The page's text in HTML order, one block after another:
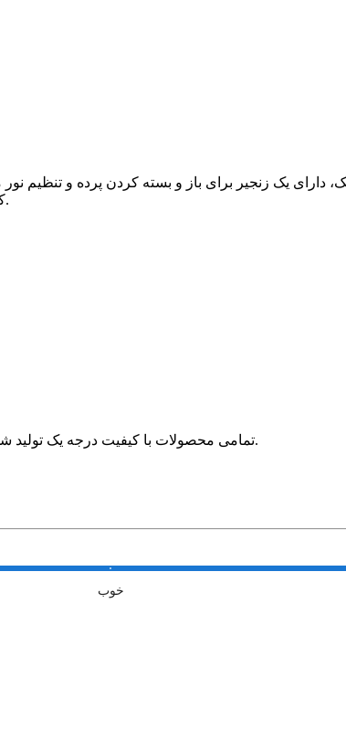
یک، دارای یک زنجیر برای باز و بسته کردن پرده و
کاربرد را برای چاپ تصاویر تبلیغاتی، لوگو تجاری ، کاور آفتابگیر ویترین مغازه و ... دارد.
🛍 تمامی محصولات با کیفیت درجه یک تولید شده و با بهترین قیمت در بازار بدون واسطه در خدمت مشتریان عزیز قرار می گیرد.
خوب